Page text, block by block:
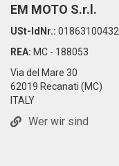
EM MOTO S.r.l.
USt-IdNr.: 01863100432
REA: MC - 188053
Via del Mare 30
62019 Recanati (MC)
ITALY
Wer wir sind